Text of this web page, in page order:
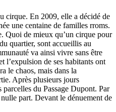
cirque. En 2009, elle a décidé de
une centaine de familles rroms.
Quoi de mieux qu’un cirque pour
quartier, sont accueillis au
va ainsi vivre sans être
l’expulsion de ses habitants ont
le chaos, mais dans la
Après plusieurs jours
du Passage Dupont. Par
part. Devant le dénuement de